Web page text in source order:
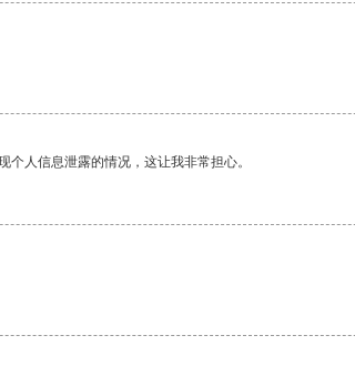
人信息泄露的情况，这让我非常担心。